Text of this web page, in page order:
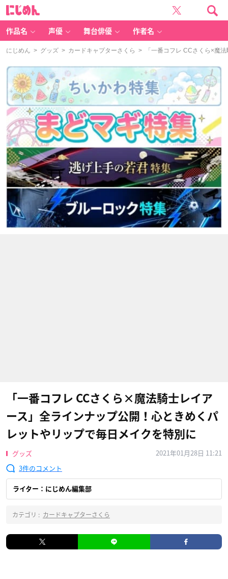
作品名 声優 舞台俳優 作者名
にじめん > グッズ > カードキャプターさくら > 「一番コフレ CCさくら×魔
「一番コフレ CCさくら×魔法騎士レイア
ース」全ラインナップ公開！心ときめくパ
レットやリップで毎日メイクを特別に
グッズ
2021年01月28日 11:21
3
ライター：にじめん編集部
カテゴリ : カードキャプターさくら